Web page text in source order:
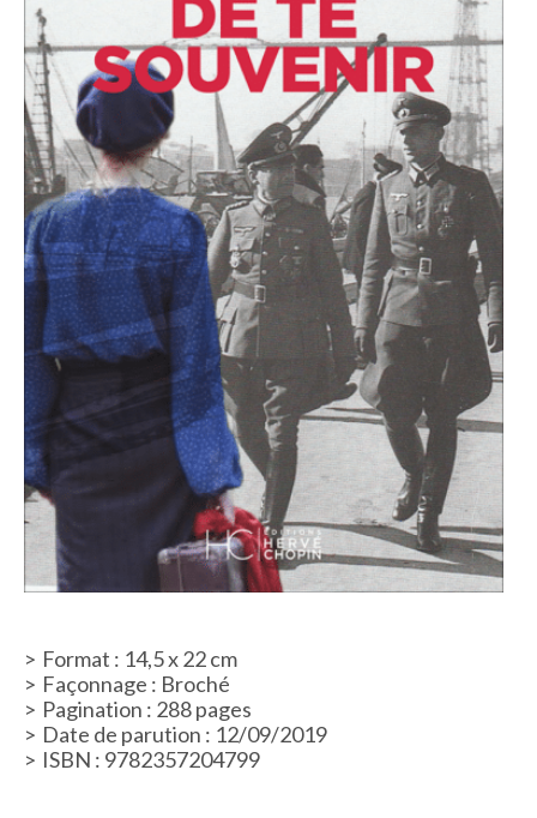
ACTUALITÉS
LA MAISON
CONTACT
INSCRIPTION NEWSLETTER
Format : 14,5 x 22 cm
Façonnage : Broché
Pagination : 288 pages
Date de parution : 12/09/2019
ISBN : 9782357204799